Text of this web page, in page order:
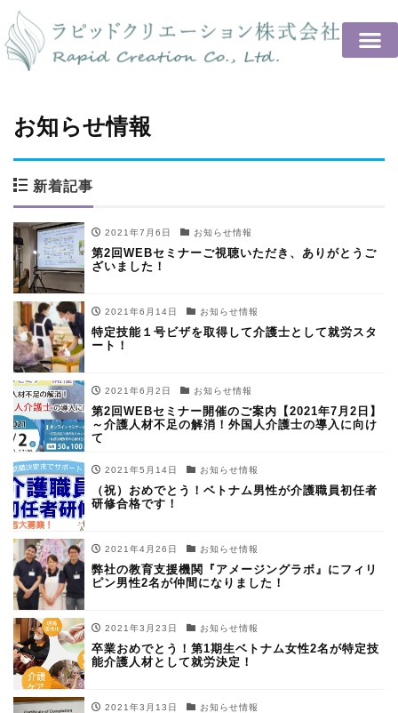
お知らせ情報
新着記事
2021年7月6日 お知らせ情報
第2回WEBセミナーご視聴いただき、ありがとうご
ざいました！
2021年6月14日 お知らせ情報
特定技能１号ビザを取得して介護士として就労スタ
ート！
2021年6月2日 お知らせ情報
第2回WEBセミナー開催のご案内【2021年7月2日】
～介護人材不足の解消！外国人介護士の導入に向け
て
2021年5月14日 お知らせ情報
（祝）おめでとう！ベトナム男性が介護職員初任者
研修合格です！
2021年4月26日 お知らせ情報
弊社の教育支援機関『アメージングラボ』にフィリ
ピン男性2名が仲間になりました！
2021年3月23日 お知らせ情報
卒業おめでとう！第1期生ベトナム女性2名が特定技
能介護人材として就労決定！
2021年3月13日 お知らせ情報